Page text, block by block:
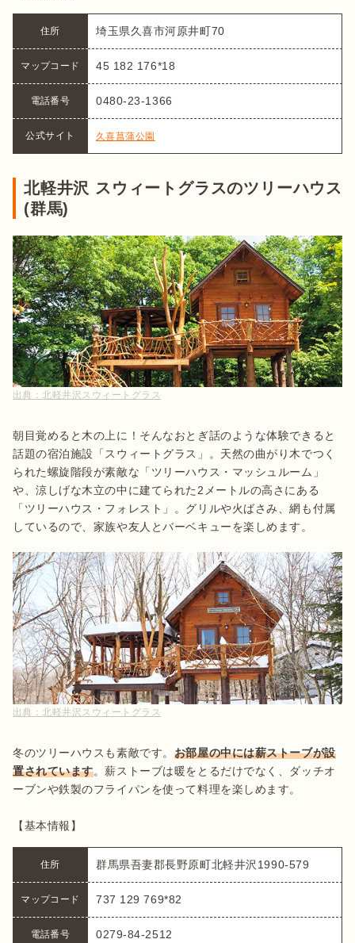
住所 埼玉県久喜市河原井町70
マップコード 45 182 176*18
電話番号 0480-23-1366
公式サイト 久喜菖蒲公園
北軽井沢 スウィートグラスのツリーハウス
(群馬)
出典：北軽井沢スウィートグラス
朝目覚めると木の上に！そんなおとぎ話のような体験できると
話題の宿泊施設「スウィートグラス」。天然の曲がり木でつく
られた螺旋階段が素敵な「ツリーハウス・マッシュルーム」
や、涼しげな木立の中に建てられた2メートルの高さにある
「ツリーハウス・フォレスト」。グリルや火ばさみ、網も付属
しているので、家族や友人とバーベキューを楽しめます。
出典： 北軽井沢スウィートグラス
冬のツリーハウスも素敵です。 お部屋の中には薪ストーブが設
置されています。薪ストーブは暖をとるだけでなく、ダッチオ
ーブンや鉄製のフライパンを使って料理を楽しめます。
【基本情報】
住所 群馬県吾妻郡長野原町北軽井沢1990-579
マップコード 737 129 769*82
電話番号 0279-84-2512